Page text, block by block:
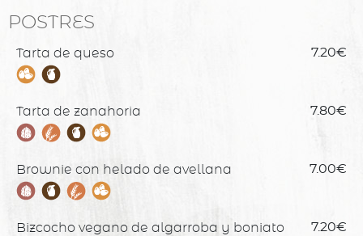
POSTRES
Tarta de queso 7.20€
Tarta de zanahoria 7.80€
Brownie con helado de avellana 7.00€
Bizcocho vegano de algarroba y boniato 7.20€